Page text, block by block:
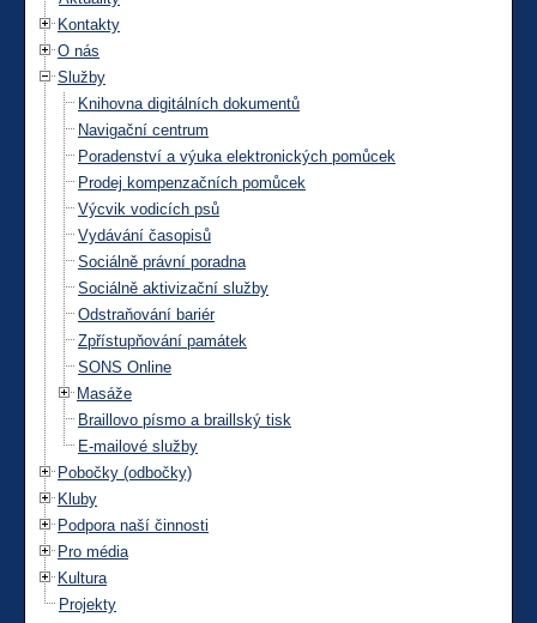
Kontakty
O nás
Služby
Knihovna digitálních dokumentů
Navigační centrum
Poradenství a výuka elektronických pomůcek
Prodej kompenzačních pomůcek
Výcvik vodicích psů
Vydávání časopisů
Sociálně právní poradna
Sociálně aktivizační služby
Odstraňování bariér
Zpřístupňování památek
SONS Online
Masáže
Braillovo písmo a braillský tisk
E-mailové služby
Pobočky (odbočky)
Kluby
Podpora naší činnosti
Pro média
Kultura
Projekty